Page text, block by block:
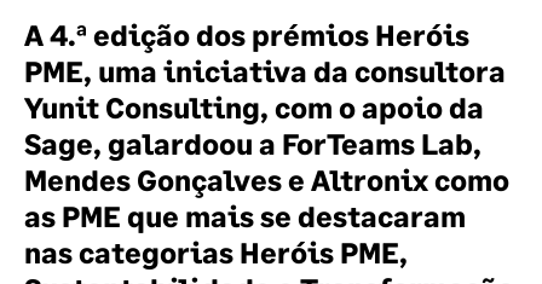
A 4.ª edição dos prémios Heróis
PME, uma iniciativa da consultora
Yunit Consulting, com o apoio da
Sage, galardoou a ForTeams Lab,
Mendes Gonçalves e Altronix como
as PME que mais se destacaram
nas categorias Heróis PME,